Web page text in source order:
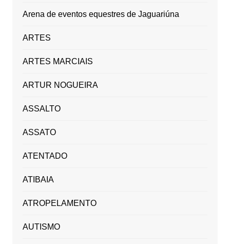
Arena de eventos equestres de Jaguariúna
ARTES
ARTES MARCIAIS
ARTUR NOGUEIRA
ASSALTO
ASSATO
ATENTADO
ATIBAIA
ATROPELAMENTO
AUTISMO